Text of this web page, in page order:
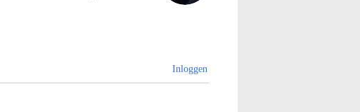
Inloggen